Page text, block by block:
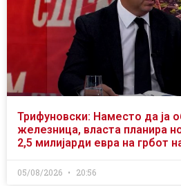
Трифуновски: Наместо да ја
железница, власта планира
2,5 милијарди евра на грбот
05/08/2026 20:56